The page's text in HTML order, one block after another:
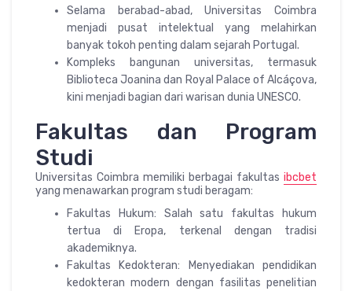
Selama berabad-abad, Universitas Coimbra
menjadi pusat intelektual yang melahirkan
banyak tokoh penting dalam sejarah Portugal.
Kompleks bangunan universitas, termasuk
Biblioteca Joanina dan Royal Palace of Alcáçova,
kini menjadi bagian dari warisan dunia UNESCO.
Fakultas dan Program
Studi
Universitas Coimbra memiliki berbagai fakultas ibcbet
yang menawarkan program studi beragam:
Fakultas Hukum: Salah satu fakultas hukum
tertua di Eropa, terkenal dengan tradisi
akademiknya.
Fakultas Kedokteran: Menyediakan pendidikan
kedokteran modern dengan fasilitas penelitian